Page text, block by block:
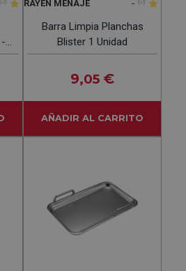
RAYEN MENAJE -
Barra Limpia Planchas
Blister 1 Unidad
9,05 €
AÑADIR AL CARRITO